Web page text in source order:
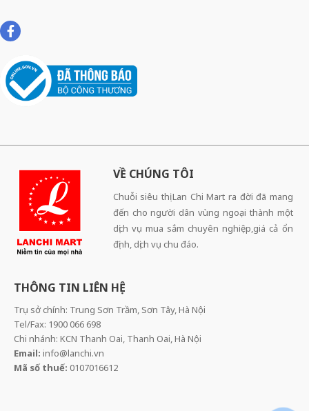
VỀ CHÚNG TÔI
Chuỗi siêu thị Lan Chi Mart ra đời đã mang
đến cho người dân vùng ngoại thành một
dịch vụ mua sắm chuyên nghiệp,giá cả ổn
định, dịch vụ chu đáo.
THÔNG TIN LIÊN HỆ
Trụ sở chính: Trung Sơn Trầm, Sơn Tây, Hà Nội
Tel/Fax: 1900 066 698
Chi nhánh: KCN Thanh Oai, Thanh Oai, Hà Nội
Email: info@lanchi.vn
Mã số thuế: 0107016612